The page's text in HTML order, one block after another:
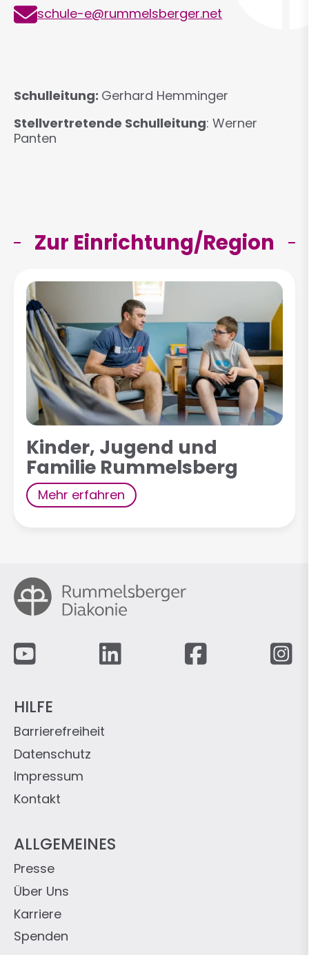
E-
Mail
schule-e@rummelsberger.net
Schulleitung: Gerhard Hemminger
Stellvertretende Schulleitung: Werner
Panten
Zur Einrichtung/Region
Kinder, Jugend und
Familie Rummelsberg
Mehr erfahren
Fußzeile
ALLGEMEINES
Spenden
Karriere
Über Uns
Presse
HILFE
Kontakt
Impressum
Datenschutz
Barrierefreiheit